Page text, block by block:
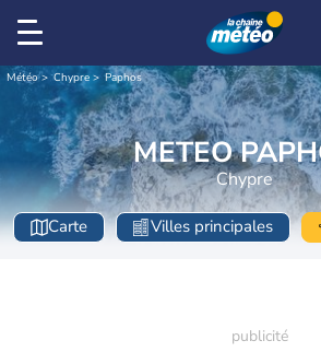
Météo Chypre Paphos
METEO
Chypre
Carte Villes principales